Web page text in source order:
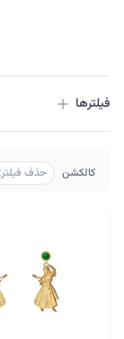
فیلتر‌ها
کالکشن, انتخاب شده
حذف فیلتر